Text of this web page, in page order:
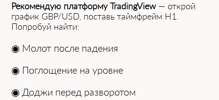
Рекомендую платформу TradingView — открой
график GBP/USD, поставь таймфрейм H1.
Попробуй найти:
◉ Молот после падения
◉ Поглощение на уровне
◉ Доджи перед разворотом